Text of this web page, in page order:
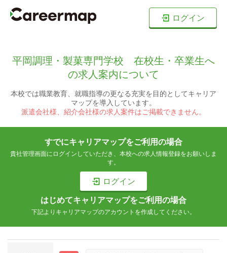
ログイン
平岡調理・製菓専門学校 在校生・卒業生へ
の求人案内について
本校では職業教育、就職指導の更なる充実を目的としてキャリア
マップを導入しています。
派遣会社様、紹介会社様の求人案件はご掲載できません。
すでにキャリアマップをご利用の場合
貴社管理画面にログインしていただき、本校への求人情報登録をお願いしま
す。
ログイン
はじめてキャリアマップをご利用の場合
下記よりキャリアマップのアカウントを作成してください。